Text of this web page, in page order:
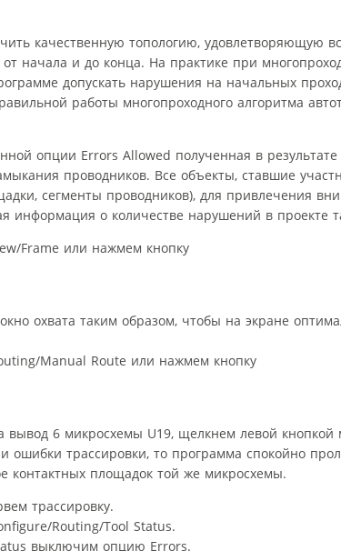
качественную топологию, удовлетворяющую
начала и до конца. На практике при
допускать нарушения на начальных
работы многопроходного алгоритма
опции Errors Allowed полученная в результате
проводников. Все объекты, ставшие
сегменты проводников), для привлечения
информация о количестве нарушений в проекте
Frame или нажмем кнопку
охвата таким образом, чтобы на экране
Manual Route или нажмем кнопку
вывод 6 микросхемы U19, щелкнем левой
ошибки трассировки, то программа спокойно
контактных площадок той же микросхемы.
трассировку.
Routing/Tool Status.
выключим опцию Errors.